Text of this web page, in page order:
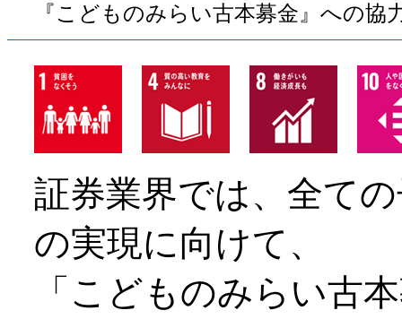
『こどものみらい古本募金』への協
証券業界では、全て
の実現に向けて、​
「こどものみらい古